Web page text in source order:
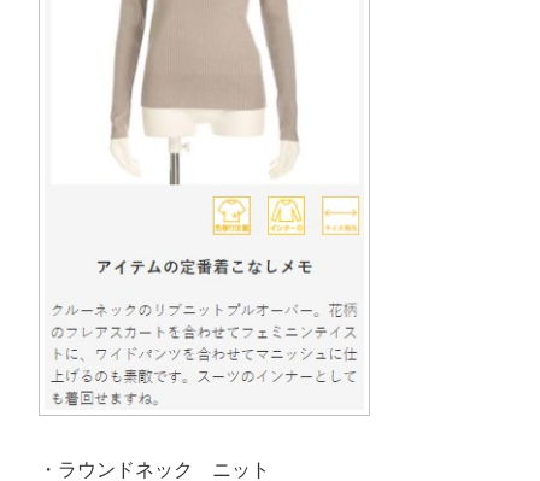
・ラウンドネック ニット